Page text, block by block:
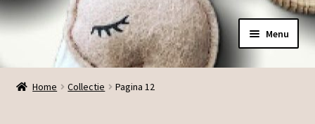
Ga
navigatie
Ga
de
inhoud
Menu
Menu
Home Collectie Pagina 12